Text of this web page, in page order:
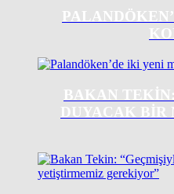
BAKAN
DUYACAK BIR